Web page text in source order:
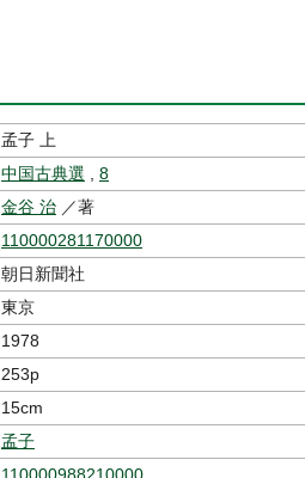
孟子 上
中国古典選
8
金谷 治 ／著
110000281170000
朝日新聞社
東京
1978
253p
15cm
孟子